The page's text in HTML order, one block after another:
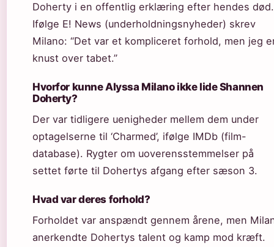
Doherty i en offentlig erklæring efter hendes død.
Ifølge E! News (underholdningsnyheder) skrev
Milano: “Det var et kompliceret forhold, men jeg
knust over tabet.”
Hvorfor kunne Alyssa Milano ikke lide Shannen
Doherty?
Der var tidligere uenigheder mellem dem under
optagelserne til ‘Charmed’, ifølge IMDb (film-
database). Rygter om uoverensstemmelser på
settet førte til Dohertys afgang efter sæson 3.
Hvad var deres forhold?
Forholdet var anspændt gennem årene, men
anerkendte Dohertys talent og kamp mod kræft.